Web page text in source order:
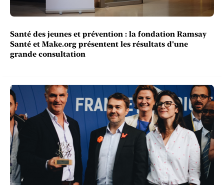
Santé des jeunes et prévention : la fondation Ramsay
Santé et Make.org présentent les résultats d'une
grande consultation